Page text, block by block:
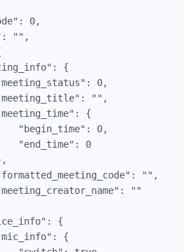
0,
"",
{
0,
"",
{
"begin_time": 0,
"end_time": 0
"",
""
{
{